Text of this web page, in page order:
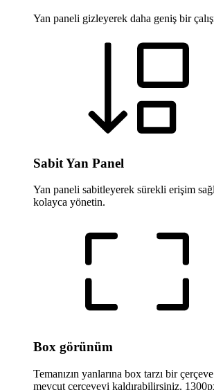
Yan paneli gizleyerek daha geniş bir
Sabit Yan Panel
Yan paneli sabitleyerek sürekli erişim
kolayca yönetin.
Box görünüm
Temanızın yanlarına box tarzı bir
mevcut çerçeveyi kaldırabilirsiniz.